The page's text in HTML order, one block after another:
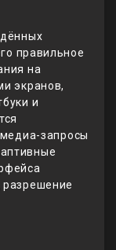
правильное
на
экранов,
и
запросы
разрешение